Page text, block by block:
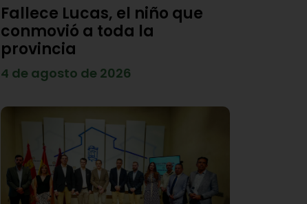
Fallece Lucas, el niño que
conmovió a toda la
provincia
4 de agosto de 2026